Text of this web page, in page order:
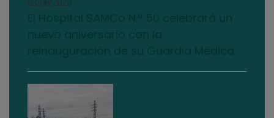
03/08/2026